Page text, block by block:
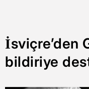
İsviçre’den
bildiriye